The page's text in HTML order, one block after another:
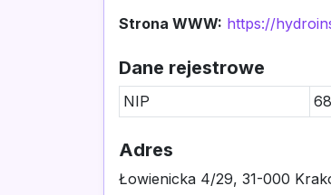
Strona WWW: https://
Dane rejestrowe
NIP
Adres
Łowienicka 4/29, 31-000